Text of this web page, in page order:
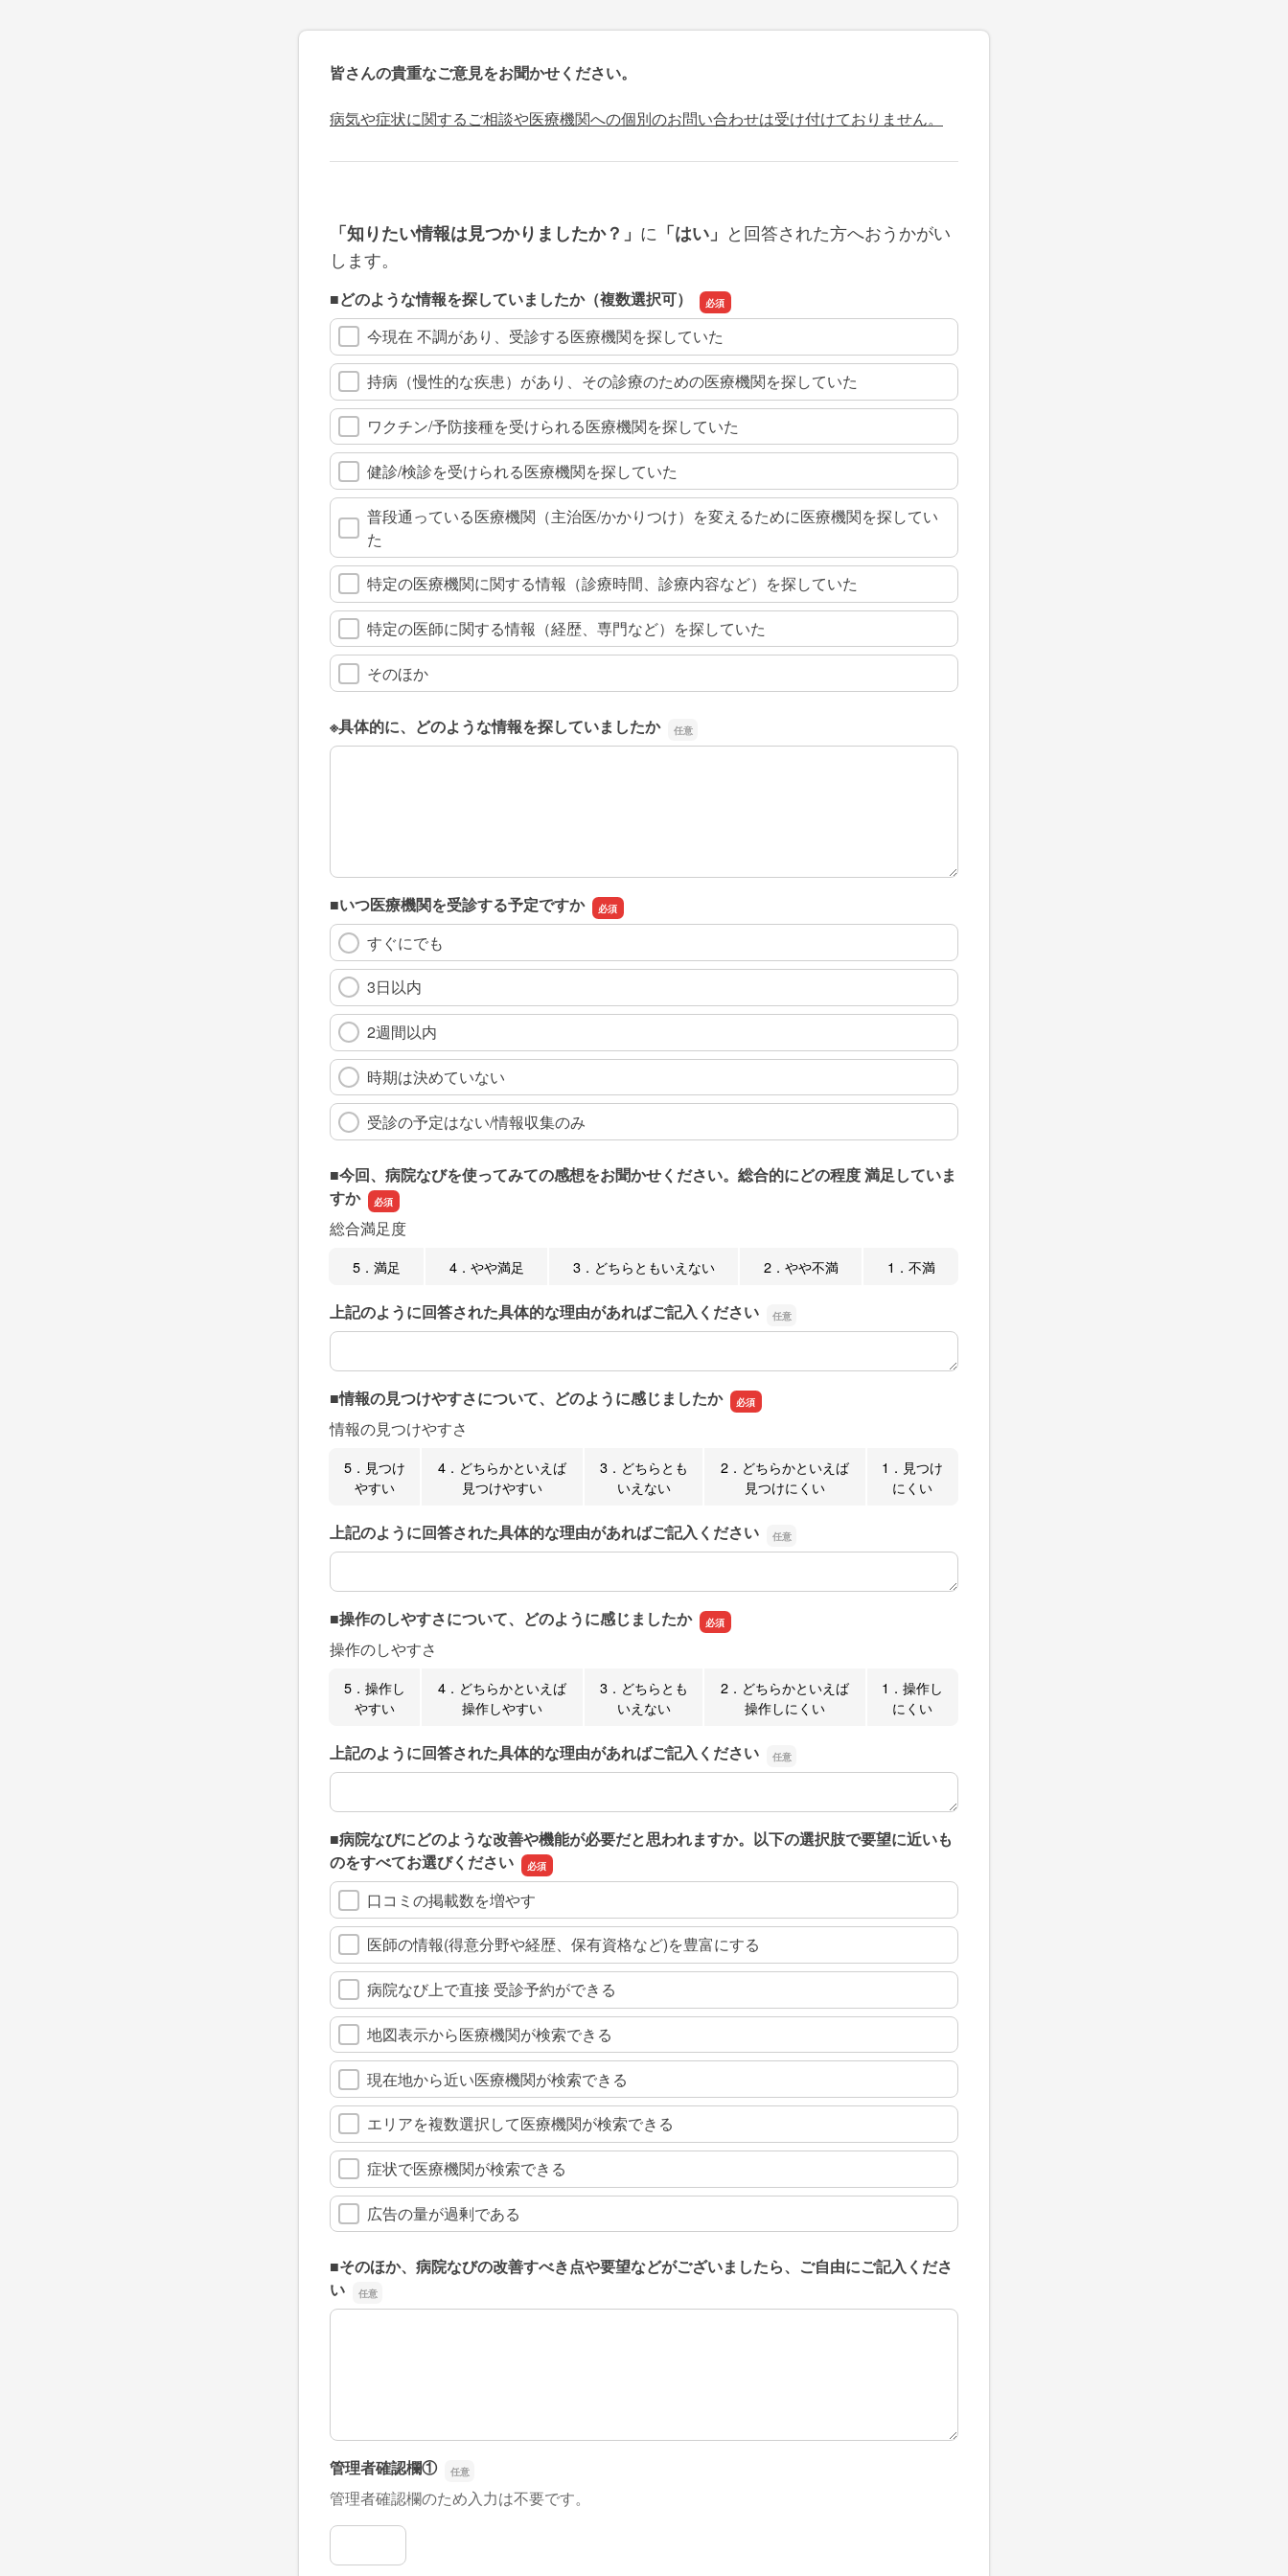
皆さんの貴重なご意見をお聞かせください。
病気や症状に関するご相談や医療機関への個別のお問い合わせは受け付けておりません。
「知りたい情報は見つかりましたか？」 に 「はい」 と回答された方へおうかがい
します。
■どのような情報を探していましたか（複数選択可）
今現在 不調があり、受診する医療機関を探していた
持病（慢性的な疾患）があり、その診療のための医療機関を探していた
ワクチン/予防接種を受けられる医療機関を探していた
健診/検診を受けられる医療機関を探していた
普段通っている医療機関（主治医/かかりつけ）を変えるために医療機関を探してい
た
特定の医療機関に関する情報（診療時間、診療内容など）を探していた
特定の医師に関する情報（経歴、専門など）を探していた
そのほか
※具体的に、どのような情報を探していましたか
※具体的に、どのような情報を探していましたか
■いつ医療機関を受診する予定ですか
すぐにでも
3日以内
2週間以内
時期は決めていない
受診の予定はない/情報収集のみ
■今回、病院なびを使ってみての感想をお聞かせください。総合的にどの程度 満足していま
すか
総合満足度
5．満足 4．やや満足 3．どちらともいえない 2．やや不満 1．不満
上記のように回答された具体的な理由があればご記入ください
上記のように回答された具体的な理由があればご記入ください
■情報の見つけやすさについて、どのように感じましたか
情報の見つけやすさ
5．見つけ
やすい
4．どちらかといえば
見つけやすい
3．どちらとも
いえない
2．どちらかといえば
見つけにくい
1．見つけ
にくい
上記のように回答された具体的な理由があればご記入ください
上記のように回答された具体的な理由があればご記入ください
■操作のしやすさについて、どのように感じましたか
操作のしやすさ
5．操作し
やすい
4．どちらかといえば
操作しやすい
3．どちらとも
いえない
2．どちらかといえば
操作しにくい
1．操作し
にくい
上記のように回答された具体的な理由があればご記入ください
上記のように回答された具体的な理由があればご記入ください
■病院なびにどのような改善や機能が必要だと思われますか。以下の選択肢で要望に近いも
のをすべてお選びください
口コミの掲載数を増やす
医師の情報(得意分野や経歴、保有資格など)を豊富にする
病院なび上で直接 受診予約ができる
地図表示から医療機関が検索できる
現在地から近い医療機関が検索できる
エリアを複数選択して医療機関が検索できる
症状で医療機関が検索できる
広告の量が過剰である
■そのほか、病院なびの改善すべき点や要望などがございましたら、ご自由にご記入くださ
い
■そのほか、病院なびの改善すべき点や要望などがございましたら、ご自由にご記入ください
管理者確認欄①
管理者確認欄のため入力は不要です。
管理者確認欄①